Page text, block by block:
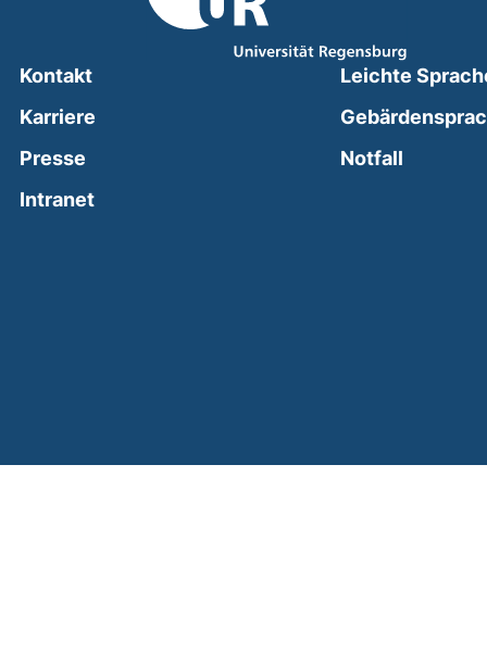
Kontakt
Karriere
Presse
Intranet(external link, opens in a new window)
Leichte
Notfall